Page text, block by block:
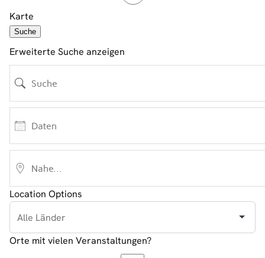
Karte
Suche
Erweiterte Suche anzeigen
Suche
Daten
Nahe...
Location Options
Orte mit vielen Veranstaltungen?